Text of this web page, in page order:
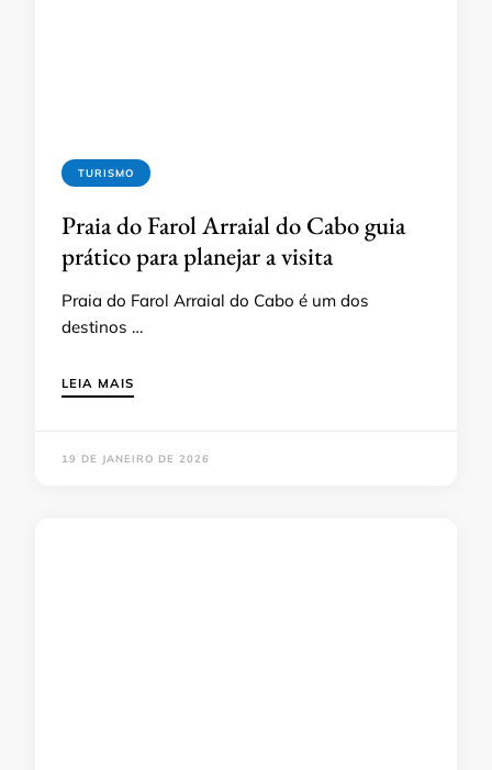
TURISMO
Praia do Farol Arraial do Cabo guia
prático para planejar a visita
Praia do Farol Arraial do Cabo é um dos
destinos …
LEIA MAIS
19 DE JANEIRO DE 2026